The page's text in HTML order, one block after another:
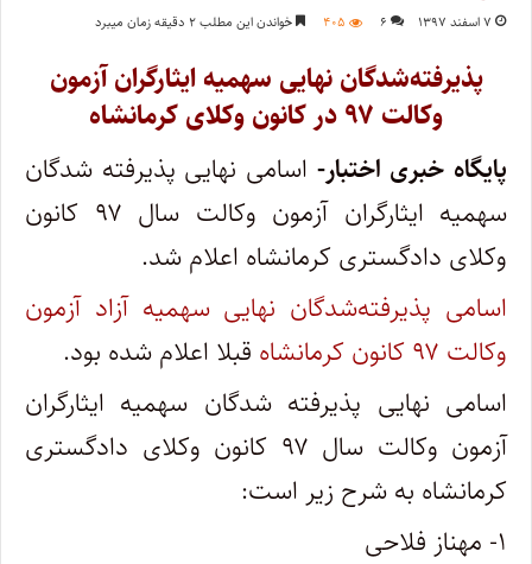
۷ اسفند ۱۳۹۷ ۶ ۴۰۵ خواندن این مطلب ۲ دقیقه زمان میبرد
پذیرفته‌شدگان نهایی سهمیه ایثارگران آزمون
وکالت ۹۷ در کانون وکلای کرمانشاه
پایگاه خبری اختبار- اسامی نهایی پذیرفته شدگان
سهمیه ایثارگران آزمون وکالت سال ۹۷ کانون
وکلای دادگستری کرمانشاه اعلام شد.
اسامی پذیرفته‌شدگان نهایی سهمیه آزاد آزمون
وکالت ۹۷ کانون کرمانشاه
قبلا اعلام شده بود.
اسامی نهایی پذیرفته شدگان سهمیه ایثارگران
آزمون وکالت سال ۹۷ کانون وکلای دادگستری
کرمانشاه به شرح زیر است:
۱- مهناز فلاحی